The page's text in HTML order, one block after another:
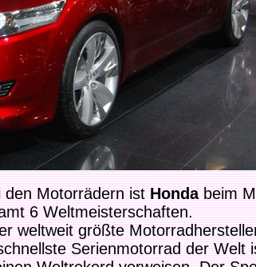
den Motorrädern istHondabeim
6 Weltmeisterschaften.
weltweit größte
Serienmotorrad der Welt